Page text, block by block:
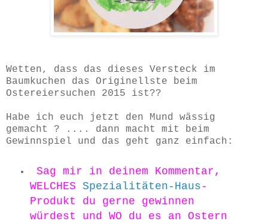
Wetten, dass das dieses Versteck im
Baumkuchen das Originellste beim
Ostereiersuchen 2015 ist??
Habe ich euch jetzt den Mund wässig
gemacht ? .... dann macht mit beim
Gewinnspiel und das geht ganz einfach:
Sag mir in deinem Kommentar,
WELCHES Spezialitäten-Haus -
Produkt du gerne gewinnen
würdest und WO du es an Ostern